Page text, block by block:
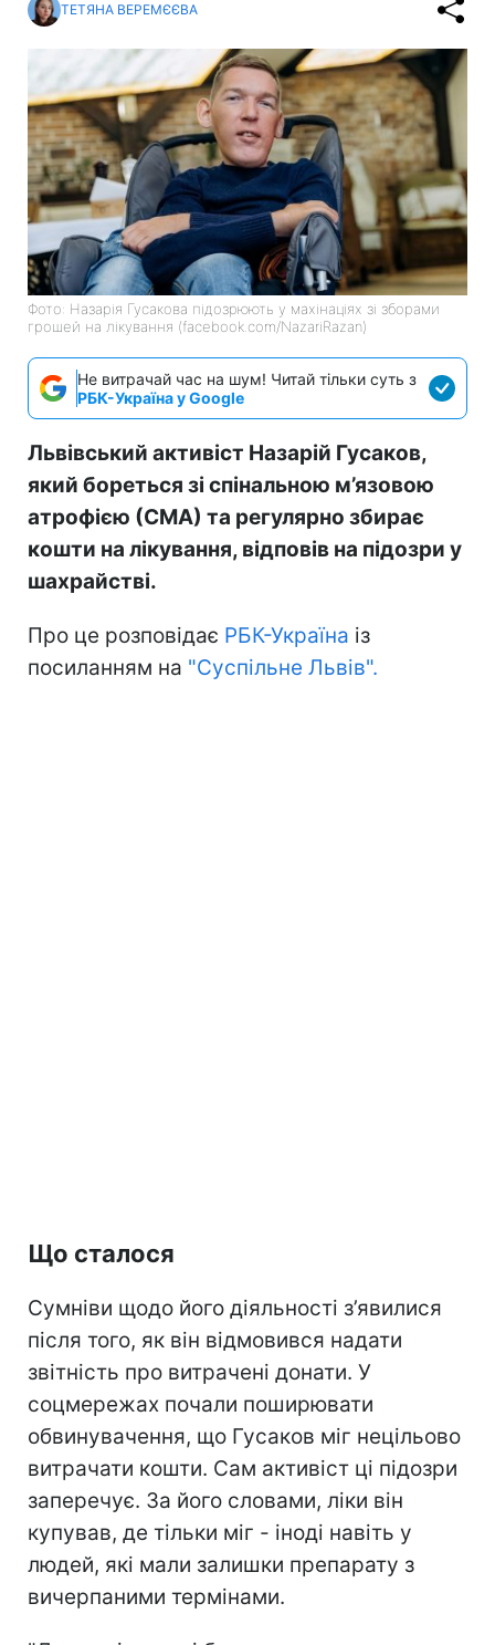
ТЕТЯНА ВЕРЕМЄЄВА
Фото: Назарія Гусакова підозрюють у махінаціях зі зборами
грошей на лікування (facebook.com/NazariRazan)
Не витрачай час на шум! Читай тільки суть з
РБК-Україна у Google
Львівський активіст Назарій Гусаков,
який бореться зі спінальною м’язовою
атрофією (СМА) та регулярно збирає
кошти на лікування, відповів на підозри у
шахрайстві.
Про це розповідає РБК-Україна із
посиланням на "Суспільне Львів".
Що сталося
Сумніви щодо його діяльності з’явилися
після того, як він відмовився надати
звітність про витрачені донати. У
соцмережах почали поширювати
обвинувачення, що Гусаков міг нецільово
витрачати кошти. Сам активіст ці підозри
заперечує. За його словами, ліки він
купував, де тільки міг - іноді навіть у
людей, які мали залишки препарату з
вичерпаними термінами.